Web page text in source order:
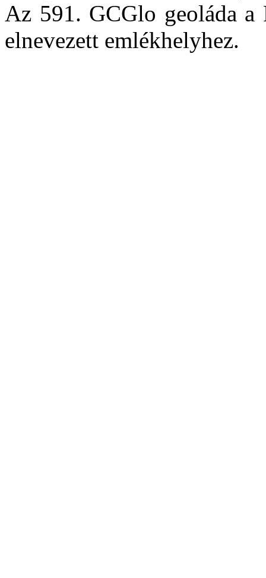
Az 591. GCGlo geoláda a
elnevezett emlékhelyhez.